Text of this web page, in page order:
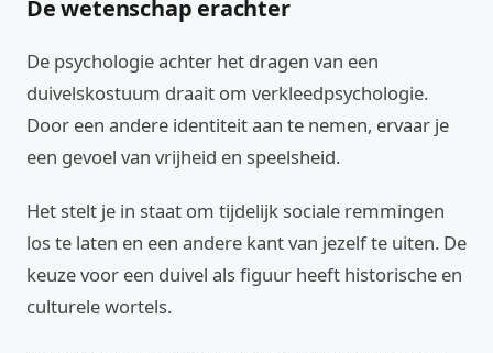
De wetenschap erachter
De psychologie achter het dragen van een
duivelskostuum draait om verkleedpsychologie.
Door een andere identiteit aan te nemen, ervaar je
een gevoel van vrijheid en speelsheid.
Het stelt je in staat om tijdelijk sociale remmingen
los te laten en een andere kant van jezelf te uiten. De
keuze voor een duivel als figuur heeft historische en
culturele wortels.